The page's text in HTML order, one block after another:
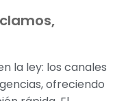
la ley: los canales
ofreciendo